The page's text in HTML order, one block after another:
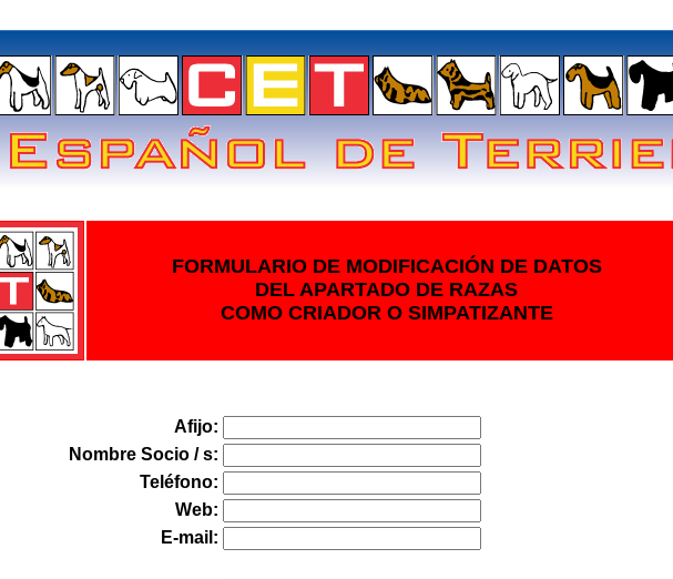
FORMULARIO DE MODIFICACIÓN DE DATOS
DEL APARTADO DE RAZAS
COMO CRIADOR O SIMPATIZANTE
Afijo:
Nombre Socio / s:
Teléfono:
Web:
E-mail: